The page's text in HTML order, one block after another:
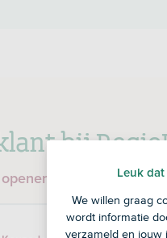
bij
en ben je nog
Leuk
We willen graag
wordt informatie
verzameld en jouw